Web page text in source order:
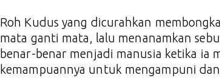
Roh Kudus yang dicurahkan
mata ganti mata, lalu menanamkan
benar-benar menjadi manusia ketika ia
kemampuannya untuk mengampuni